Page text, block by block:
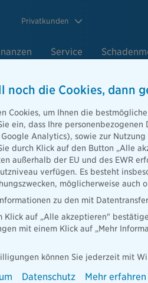
Privatkunden
Service
Urlaub: Was tun?
Erholung und Abwechslung stehen
welche Maßnahmen kann man
Langfinger die Urlaubslaune
noch die Cookies, dann
Cookies, um Ihnen die
ein, dass Ihre
Analytics), sowie zur
durch Klick auf den Button „Alle
außerhalb der EU und des EWR
verfügen. Es besteht
möglicherweise auch
zu den mit
Klick auf „Alle akzeptieren"
mit einem Klick auf „Mehr
können Sie jederzeit mit
Datenschutz Mehr erfahren